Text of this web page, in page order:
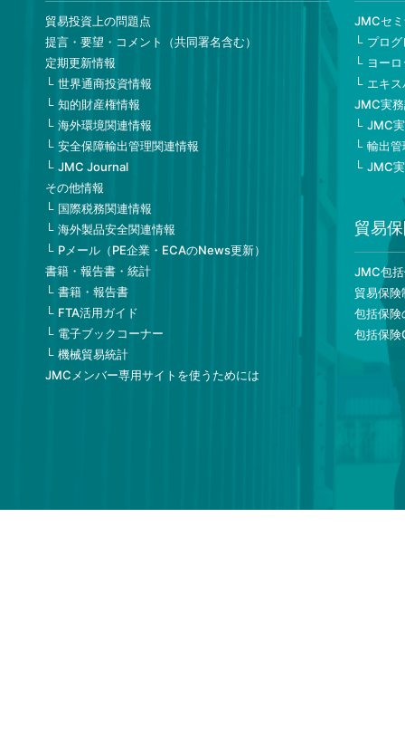
貿易投資上の問題点
提言・要望・コメント（共同署名含む）
定期更新情報
世界通商投資情報
知的財産権情報
海外環境関連情報
安全保障輸出管理関連情報
JMC Journal
その他情報
国際税務関連情報
海外製品安全関連情報
Pメール（PE企業・ECAのNews更新）
書籍・報告書・統計
書籍・報告書
FTA活用ガイド
電子ブックコーナー
機械貿易統計
JMCメンバー専用サイトを使うためには
JMCセ
プロ
ヨー
エキ
JMC実
JMC
輸出
JMC
貿易
JMC包
貿易保険
包括保険
包括保険